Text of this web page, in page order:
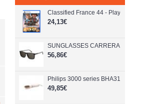
Classified France 44 - PlayStation
24,13€
SUNGLASSES CARRERA
56,86€
Philips 3000 series BHA310/00
49,85€